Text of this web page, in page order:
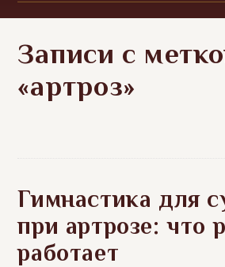
Записи с
«артроз»
Гимнастика для
при артрозе: что
работает